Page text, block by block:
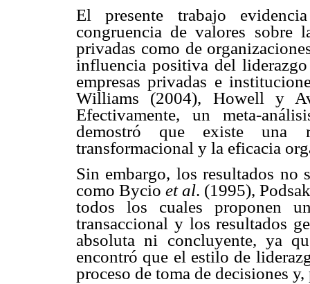
El presente trabajo
congruencia de valores sobre
privadas como de
influencia positiva del
empresas privadas e
Williams (2004), Howell y
Efectivamente, un meta-
demostró que existe una
transformacional y la eficacia
Sin embargo, los resultados no
como Bycio et al. (1995),
todos los cuales proponen
transaccional y los resultados
absoluta ni concluyente, ya
encontró que el estilo de
proceso de toma de decisiones